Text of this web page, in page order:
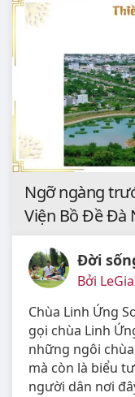
Ngỡ ngàng
Viện Bồ Đề Đà
Đời
Bởi
Chùa Linh Ứng
gọi chùa Linh
những ngôi
mà còn là biểu
người dân nơi